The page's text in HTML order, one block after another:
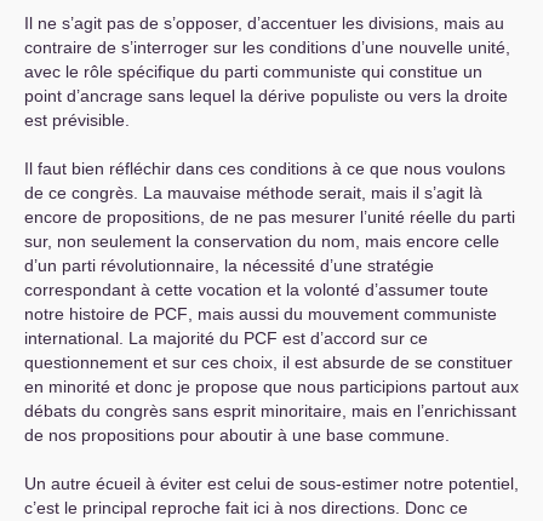
Il ne s’agit pas de s’opposer, d’accentuer les divisions, mais au
contraire de s’interroger sur les conditions d’une nouvelle unité,
avec le rôle spécifique du parti communiste qui constitue un
point d’ancrage sans lequel la dérive populiste ou vers la droite
est prévisible.
Il faut bien réfléchir dans ces conditions à ce que nous voulons
de ce congrès. La mauvaise méthode serait, mais il s’agit là
encore de propositions, de ne pas mesurer l’unité réelle du parti
sur, non seulement la conservation du nom, mais encore celle
d’un parti révolutionnaire, la nécessité d’une stratégie
correspondant à cette vocation et la volonté d’assumer toute
notre histoire de PCF , mais aussi du mouvement communiste
international. La majorité du PCF est d’accord sur ce
questionnement et sur ces choix, il est absurde de se constituer
en minorité et donc je propose que nous participions partout aux
débats du congrès sans esprit minoritaire, mais en l’enrichissant
de nos propositions pour aboutir à une base commune.
Un autre écueil à éviter est celui de sous-estimer notre potentiel,
c’est le principal reproche fait ici à nos directions. Donc ce